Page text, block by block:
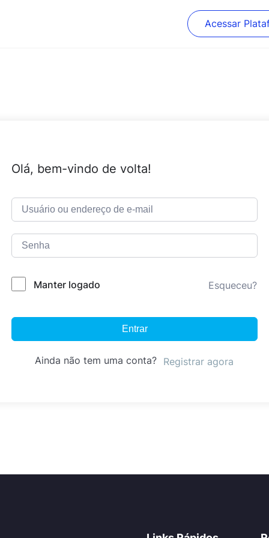
Acessar
Olá, bem-vindo de volta!
Manter logado Esqueceu?
Entrar
Ainda não tem uma conta? Registrar agora